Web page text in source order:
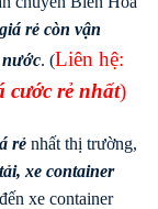
rẻ còn vận
nước. (Liên hệ:
cước rẻ nhất)
rẻ nhất thị trường,
xe container
xe container